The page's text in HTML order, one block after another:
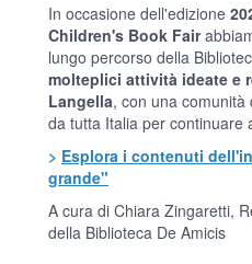
In occasione dell'edizione
Children's Book Fair
lungo percorso della
molteplici attività ideate e
Langella, con una
da tutta Italia per continuare
> Esplora i contenuti
grande"
A cura di Chiara Zingaretti,
della Biblioteca De Amicis